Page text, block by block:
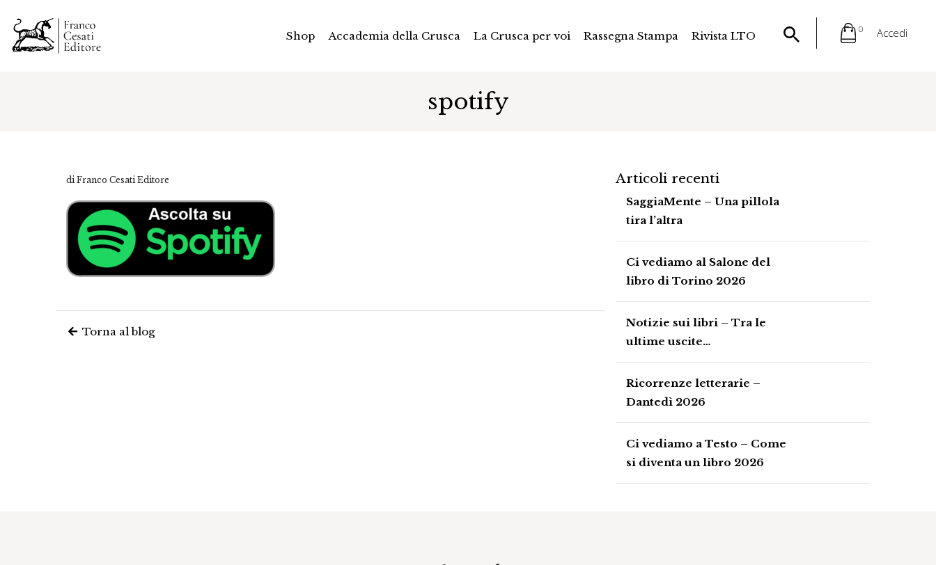
Shop Accademia della Crusca La Crusca per voi Rassegna Stampa Rivista LTO
0 Accedi
spotify
di Franco Cesati Editore
Torna al blog
Articoli recenti
SaggiaMente – Una pillola
tira l’altra
Ci vediamo al Salone del
libro di Torino 2026
Notizie sui libri – Tra le
ultime uscite…
Ricorrenze letterarie –
Dantedì 2026
Ci vediamo a Testo – Come
si diventa un libro 2026